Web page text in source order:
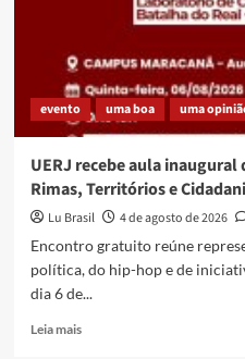
evento uma boa uma
UERJ recebe aula
Rimas, Territórios e
Lu Brasil 4 de agosto de 2026
Encontro gratuito reúne
política, do hip-hop e de
dia 6 de...
Leia maisRead